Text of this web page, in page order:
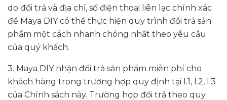
do đổi trả và địa chỉ, số điện thoại liên lạc chính xác
để Maya DIY có thể thực hiện quy trình đổi trả sản
phẩm một cách nhanh chóng nhất theo yêu cầu
của quý khách.
3. Maya DIY nhận đổi trả sản phẩm miễn phí cho
khách hàng trong trường hợp quy định tại I.1, I.2, I.3
của Chính sách này. Trường hợp đổi trả theo quy